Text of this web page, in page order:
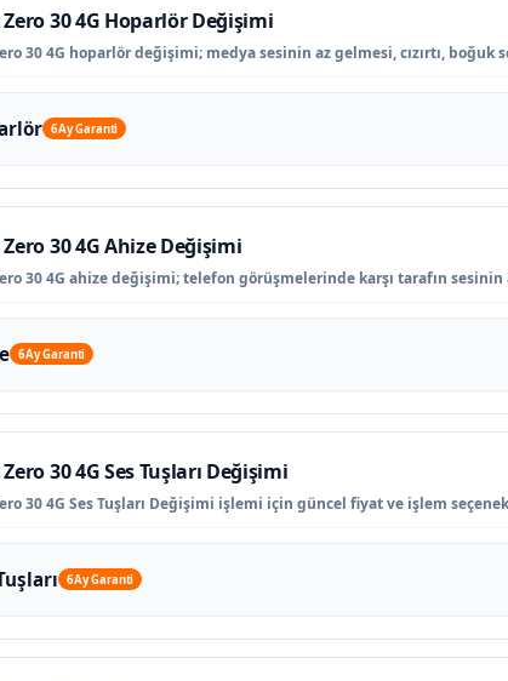
30 4G Hoparlör Değişimi
30 4G hoparlör değişimi; medya sesinin az gelmesi, cızırtı, boğuk
6 Ay Garanti
30 4G Ahize Değişimi
30 4G ahize değişimi; telefon görüşmelerinde karşı tarafın
6 Ay Garanti
30 4G Ses Tuşları Değişimi
30 4G Ses Tuşları Değişimi işlemi için güncel fiyat ve işlem
6 Ay Garanti